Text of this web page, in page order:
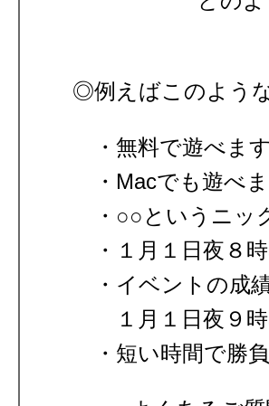
◎例えばこのよう
無料で遊べま
Macでも遊べ
○○というニッ
１月１日夜８
イベントの成
１月１日夜９
短い時間で勝